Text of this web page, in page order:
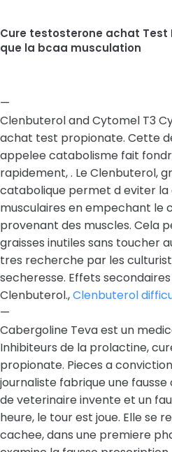
Cure testosterone achat Test
que la bcaa musculation
—
Clenbuterol and Cytomel T3
achat test propionate. Cette
appelee catabolisme fait
rapidement, . Le Clenbuterol,
catabolique permet d eviter la
musculaires en empechant le
provenant des muscles. Cela
graisses inutiles sans toucher
tres recherche par les
secheresse. Effets
Clenbuterol.,Clenbuterol
—
Cabergoline Teva est un
Inhibiteurs de la prolactine,
propionate. Pieces a
journaliste fabrique une
de veterinaire invente et un
heure, le tour est joue. Elle se
cachee, dans une premiere